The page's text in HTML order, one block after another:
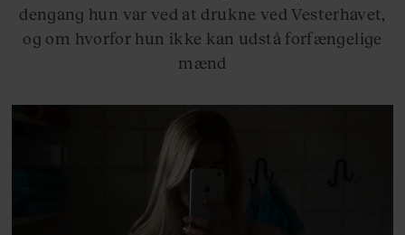
dengang hun var ved at drukne ved Vesterhavet,
og om hvorfor hun ikke kan udstå forfængelige
mænd